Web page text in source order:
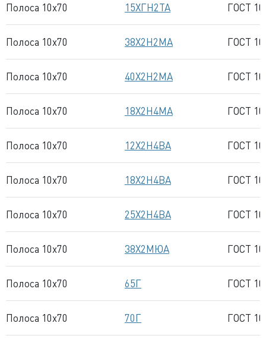
Полоса 10x70 15ХГН2ТА ГОСТ
Полоса 10x70 38Х2Н2МА ГОСТ
Полоса 10x70 40Х2Н2МА ГОСТ
Полоса 10x70 18Х2Н4МА ГОСТ
Полоса 10x70 12Х2Н4ВА ГОСТ
Полоса 10x70 18Х2Н4ВА ГОСТ
Полоса 10x70 25Х2Н4ВА ГОСТ
Полоса 10x70 38Х2МЮА ГОСТ
Полоса 10x70 65Г ГОСТ
Полоса 10x70 70Г ГОСТ